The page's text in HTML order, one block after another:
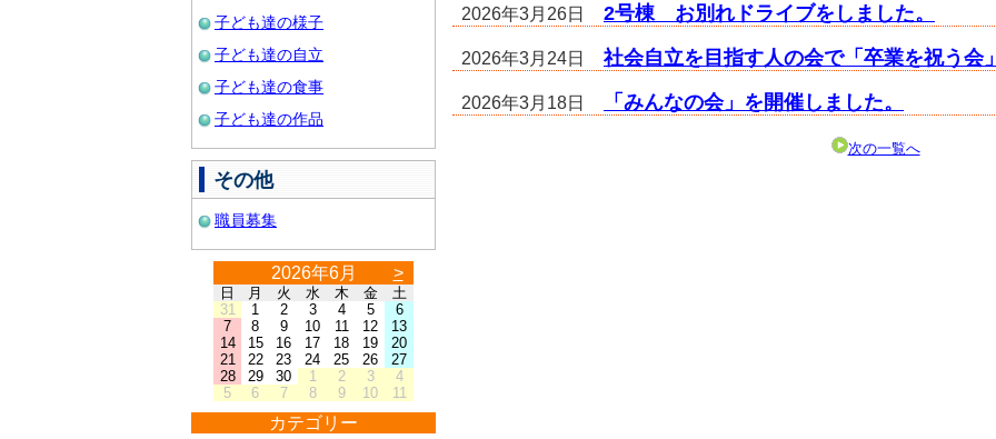
子ども達の様子
子ども達の自立
子ども達の食事
子ども達の作品
その他
職員募集
2026年6月 >
日 月 火 水 木 金
土
31
1 2 3 4 5
6
7
8 9 10 11 12
13
14
15 16 17 18 19
20
21
22 23 24 25 26
27
28
29 30 1 2 3
4
5
6 7 8 9 10 11
カテゴリー
2026年3月26日 2号棟 お別れドライブをしました。
2026年3月24日 社会自立を目指す人の会で「卒業を祝う会
2026年3月18日 「みんなの会」を開催しました。
次の一覧へ